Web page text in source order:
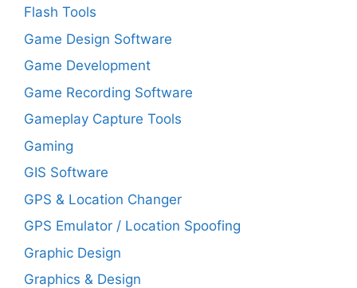
Flash Tools
Game Design Software
Game Development
Game Recording Software
Gameplay Capture Tools
Gaming
GIS Software
GPS & Location Changer
GPS Emulator / Location Spoofing
Graphic Design
Graphics & Design